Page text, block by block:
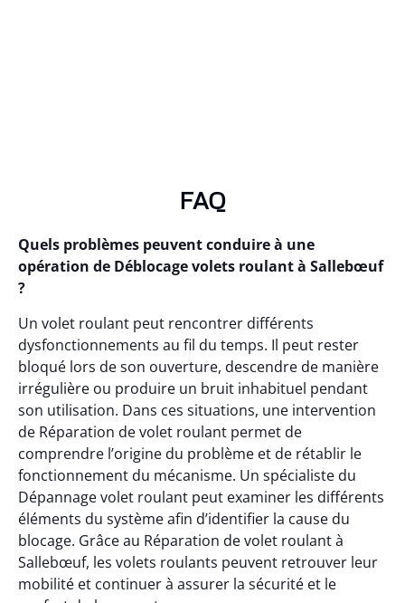
FAQ
Quels problèmes peuvent conduire à une
opération de Déblocage volets roulant à Sallebœuf
?
Un volet roulant peut rencontrer différents
dysfonctionnements au fil du temps. Il peut rester
bloqué lors de son ouverture, descendre de manière
irrégulière ou produire un bruit inhabituel pendant
son utilisation. Dans ces situations, une intervention
de Réparation de volet roulant permet de
comprendre l’origine du problème et de rétablir le
fonctionnement du mécanisme. Un spécialiste du
Dépannage volet roulant peut examiner les différents
éléments du système afin d’identifier la cause du
blocage. Grâce au Réparation de volet roulant à
Sallebœuf, les volets roulants peuvent retrouver leur
mobilité et continuer à assurer la sécurité et le